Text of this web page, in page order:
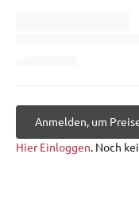
Anmelden, um
Hier Einloggen. Noch